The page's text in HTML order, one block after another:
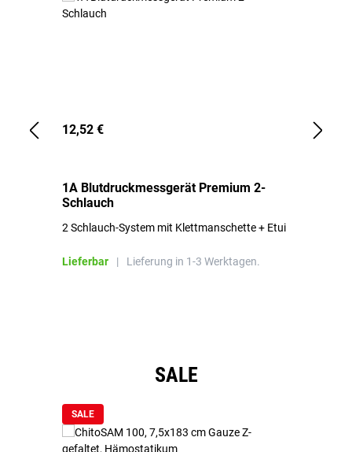
12,52 €
1A Blutdruckmessgerät Premium 2-
Schlauch
2 Schlauch-System mit Klettmanschette + Etui
Lieferbar | Lieferung in 1-3 Werktagen.
SALE
SALE